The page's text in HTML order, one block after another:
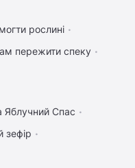
рослині
пережити спеку
Яблучний Спас
зефір